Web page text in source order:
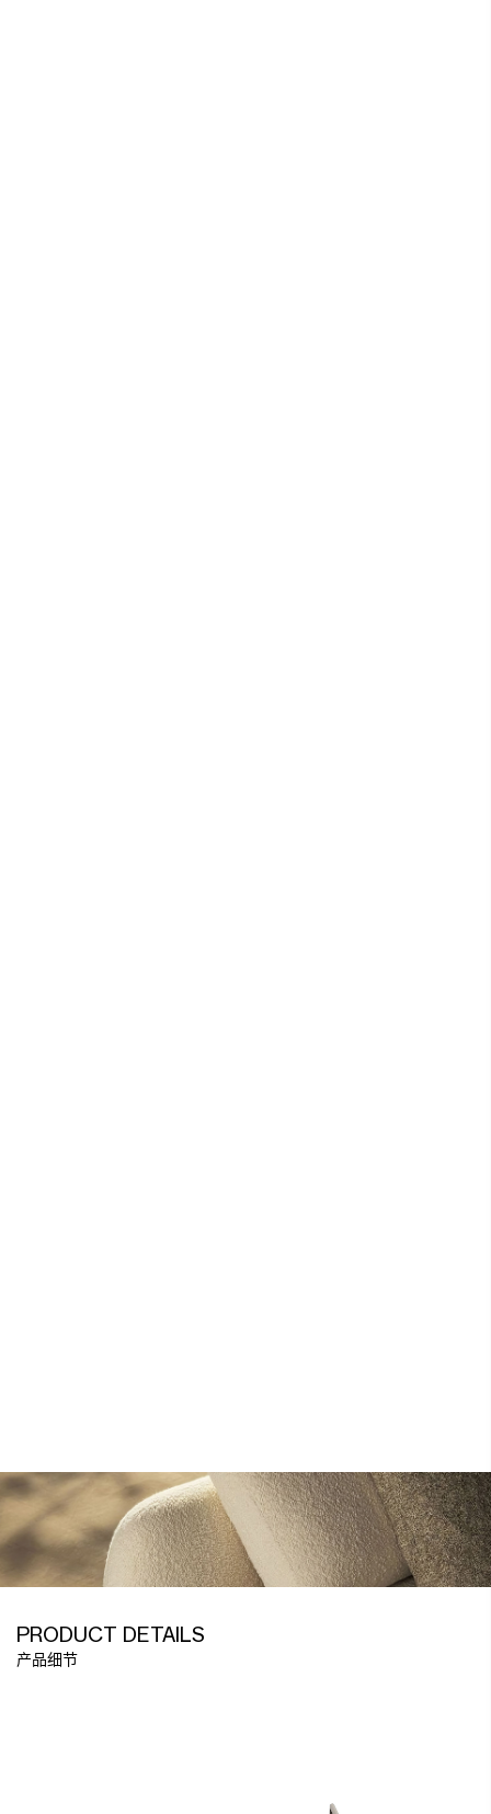
PRODUCT DETAILS
产品细节